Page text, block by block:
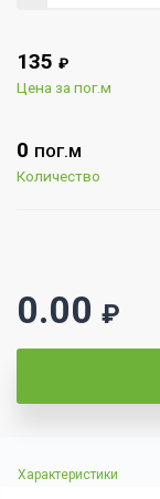
135 ₽
Цена за пог.м
0 ПОГ.М
Количество
0.00 ₽
Характеристики